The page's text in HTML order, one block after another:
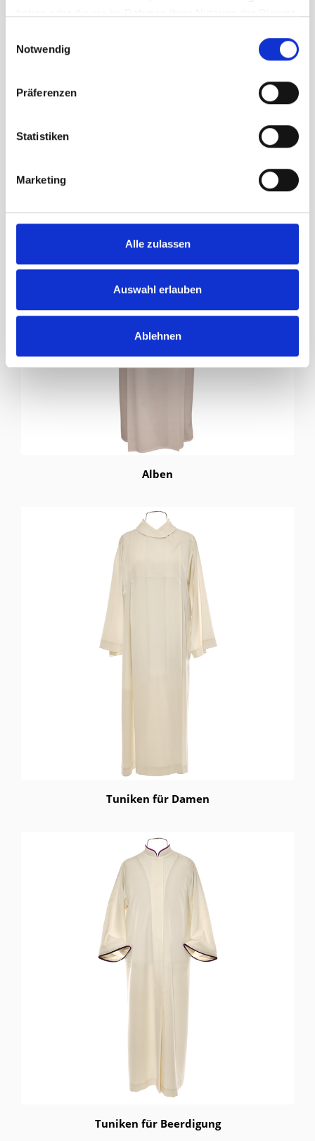
Notwendig
Präferenzen
Statistiken
Marketing
Alle zulassen
Auswahl erlauben
Ablehnen
Alben
Tuniken für Damen
Tuniken für Beerdigung